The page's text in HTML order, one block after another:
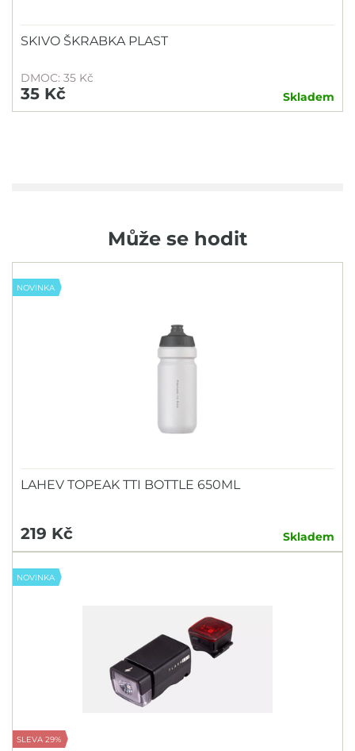
SKIVO ŠKRABKA PLAST
DMOC: 35 Kč
35 Kč Skladem
Může se hodit
NOVINKA
LAHEV TOPEAK TTI BOTTLE 650ML
219 Kč Skladem
NOVINKA
SLEVA 29%